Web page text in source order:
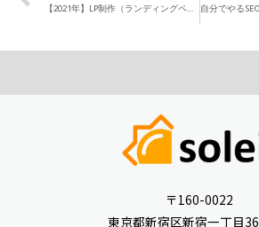
【2021年】LP制作（ランディングページ）の料金相場は！？5万円で発注できる？
〒160-0022
東京都新宿区新宿一丁目